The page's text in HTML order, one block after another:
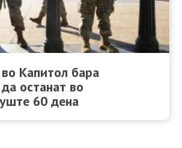
Капитол бара
останат во
60 дена